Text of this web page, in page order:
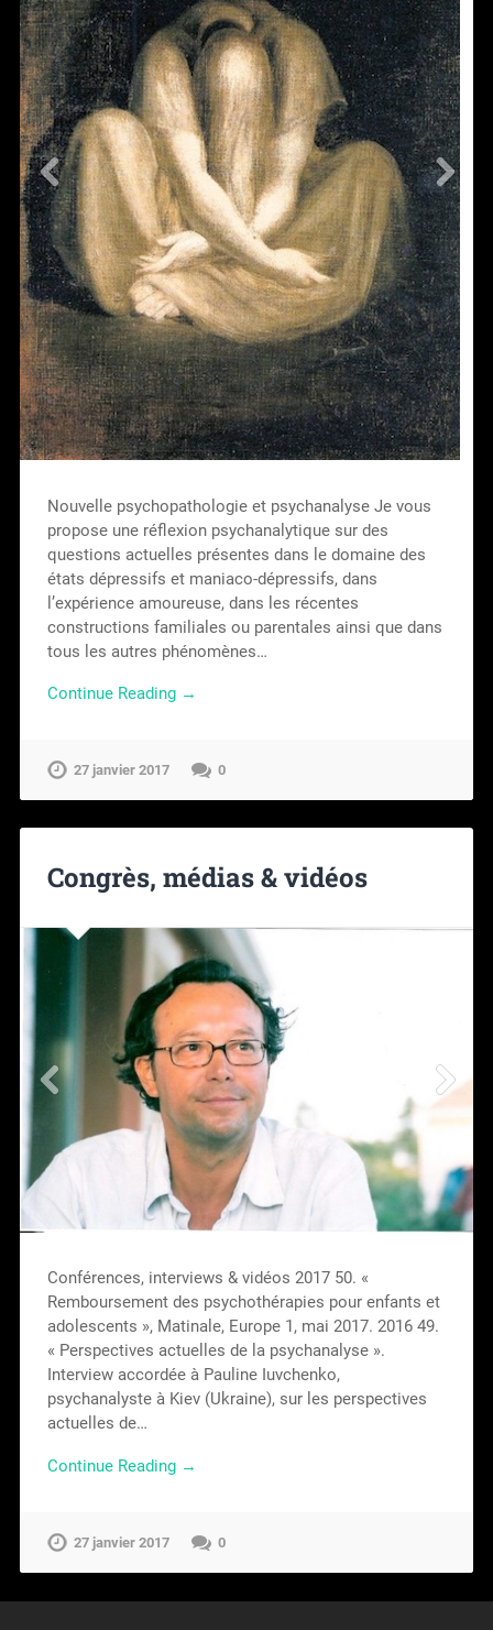
Nouvelle psychopathologie et psychanalyse Je vous
propose une réflexion psychanalytique sur des
questions actuelles présentes dans le domaine des
états dépressifs et maniaco-dépressifs, dans
l’expérience amoureuse, dans les récentes
constructions familiales ou parentales ainsi que dans
tous les autres phénomènes…
Continue Reading →
27 janvier 2017 0
Congrès, médias & vidéos
Conférences, interviews & vidéos 2017 50. «
Remboursement des psychothérapies pour enfants et
adolescents », Matinale, Europe 1, mai 2017. 2016 49.
« Perspectives actuelles de la psychanalyse ».
Interview accordée à Pauline Iuvchenko,
psychanalyste à Kiev (Ukraine), sur les perspectives
actuelles de…
Continue Reading →
27 janvier 2017 0